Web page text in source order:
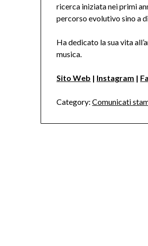
ricerca iniziata nei primi
percorso evolutivo sino a
Ha dedicato la sua vita
musica.
Sito Web | Instagram |
Category: Comunicati